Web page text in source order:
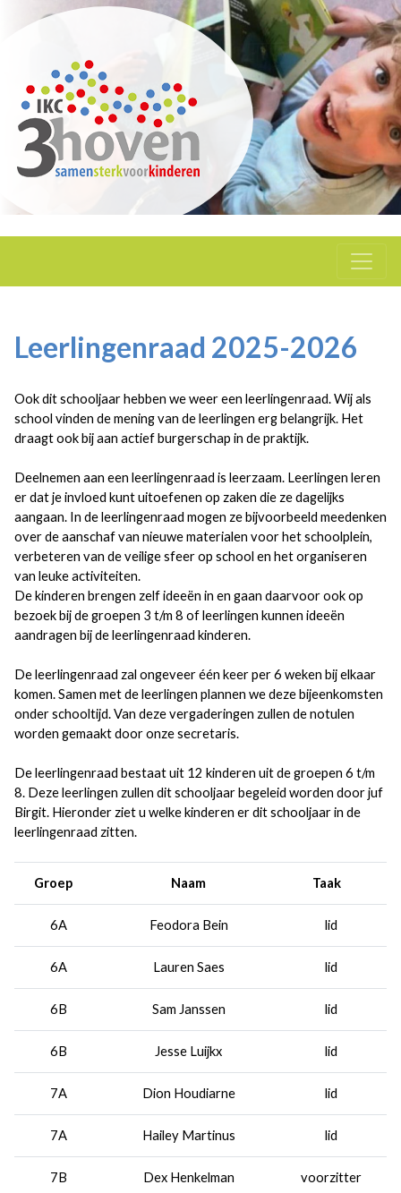
Leerlingenraad 2025-2026
Ook dit schooljaar hebben we weer een leerlingenraad. Wij als
school vinden de mening van de leerlingen erg belangrijk. Het
draagt ook bij aan actief burgerschap in de praktijk.
Deelnemen aan een leerlingenraad is leerzaam. Leerlingen leren
er dat je invloed kunt uitoefenen op zaken die ze dagelijks
aangaan. In de leerlingenraad mogen ze bijvoorbeeld meedenken
over de aanschaf van nieuwe materialen voor het schoolplein,
verbeteren van de veilige sfeer op school en het organiseren
van leuke activiteiten.
De kinderen brengen zelf ideeën in en gaan daarvoor ook op
bezoek bij de groepen 3 t/m 8 of leerlingen kunnen ideeën
aandragen bij de leerlingenraad kinderen.
De leerlingenraad zal ongeveer één keer per 6 weken bij elkaar
komen. Samen met de leerlingen plannen we deze bijeenkomsten
onder schooltijd. Van deze vergaderingen zullen de notulen
worden gemaakt door onze secretaris.
De leerlingenraad bestaat uit 12 kinderen uit de groepen 6 t/m
8. Deze leerlingen zullen dit schooljaar begeleid worden door juf
Birgit. Hieronder ziet u welke kinderen er dit schooljaar in de
leerlingenraad zitten.
Groep Naam Taak
6A Feodora Bein lid
6A Lauren Saes lid
6B Sam Janssen lid
6B Jesse Luijkx lid
7A Dion Houdiarne lid
7A Hailey Martinus lid
7B Dex Henkelman voorzitter